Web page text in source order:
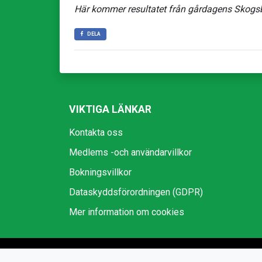
Här kommer resultatet från gårdagens
DELA
VIKTIGA LÄNKAR
Kontakta oss
Medlems -och användarvillkor
Bokningsvillkor
Dataskyddsförordningen (GDPR)
Mer information om cookies